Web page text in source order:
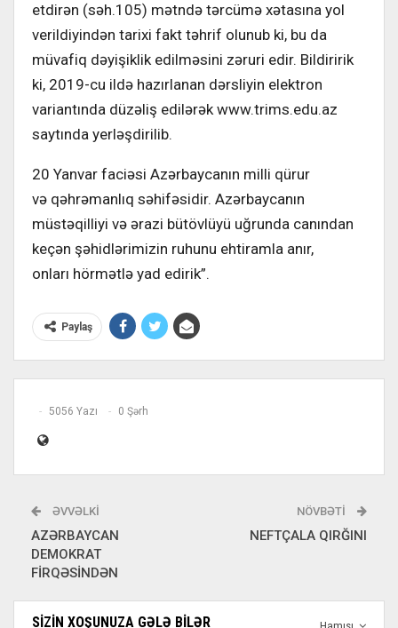
etdirən (səh.105) mətndə tərcümə xətasına yol
verildiyindən tarixi fakt təhrif olunub ki, bu da
müvafiq dəyişiklik edilməsini zəruri edir. Bildiririk
ki, 2019-cu ildə hazırlanan dərsliyin elektron
variantında düzəliş edilərək www.trims.edu.az
saytında yerləşdirilib.
20 Yanvar faciəsi Azərbaycanın milli qürur
və qəhrəmanlıq səhifəsidir. Azərbaycanın
müstəqilliyi və ərazi bütövlüyü uğrunda canından
keçən şəhidlərimizin ruhunu ehtiramla anır,
onları hörmətlə yad edirik”.
Paylaş
5056 Yazı 0 Şərh
ƏVVƏLKI
AZƏRBAYCAN
DEMOKRAT
FİRQƏSİNDƏN
NÖVBƏTI
NEFTÇALA QIRĞINI
SIZIN XOŞUNUZA GƏLƏ BILƏR